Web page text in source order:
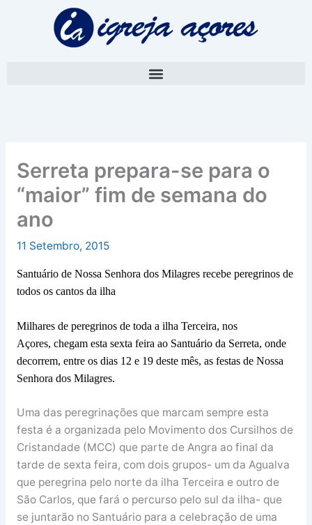
Serreta prepara-se para o
“maior” fim de semana do
ano
11 Setembro, 2015
Santuário de Nossa Senhora dos Milagres recebe peregrinos de
todos os cantos da ilha
Milhares de peregrinos de toda a ilha Terceira, nos
Açores, chegam esta sexta feira ao Santuário da Serreta, onde
decorrem, entre os dias 12 e 19 deste mês, as festas de Nossa
Senhora dos Milagres.
Uma das peregrinações que marcam sempre esta
festa é a organizada pelo Movimento dos Cursilhos de
Cristandade (MCC) que parte de Angra ao final da
tarde de sexta feira, com dois grupos- um da Agualva
que peregrina pelo norte da ilha Terceira e outro de
São Carlos, que fará o percurso pelo sul da ilha- que
se juntarão no Santuário para a celebração de uma